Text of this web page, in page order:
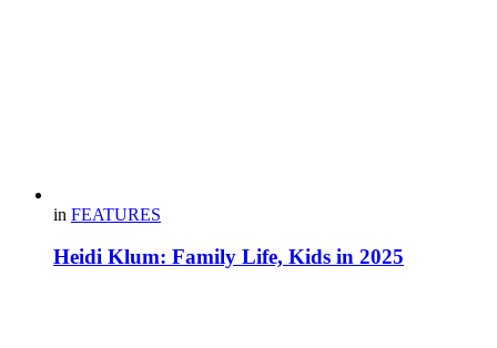
in FEATURES
Heidi Klum: Family Life, Kids in 2025